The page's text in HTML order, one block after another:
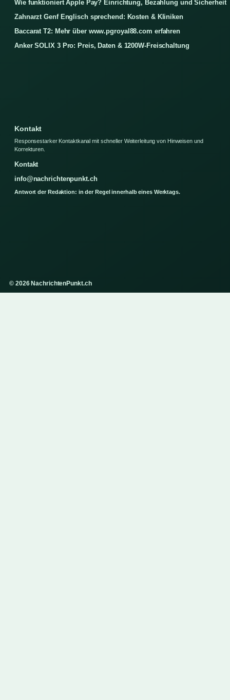
Wie funktioniert Apple Pay? Einrichtung, Bezahlung und Sicherheit
Zahnarzt Genf Englisch sprechend: Kosten & Kliniken
Baccarat T2: Mehr über www.pgroyal88.com erfahren
Anker SOLIX 3 Pro: Preis, Daten & 1200W-Freischaltung
Kontakt
Responsestarker Kontaktkanal mit schneller Weiterleitung von Hinweisen und
Korrekturen.
Kontakt
info@nachrichtenpunkt.ch
Antwort der Redaktion: in der Regel innerhalb eines Werktags.
© 2026 NachrichtenPunkt.ch